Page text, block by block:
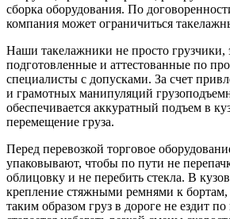
сборка оборудования. По
компания может ограничиться
Наши такелажники не просто грузчики,
подготовленные и аттестованные по
специалисты с допусками. За счет
и грамотных манипуляций
обеспечивается аккуратный подъем в
перемещение груза.
Перед перевозкой торговое
упаковывают, чтобы по пути не
облицовку и не перебить стекла. В
крепление стяжными ремнями к
таким образом груз в дороге не ездит